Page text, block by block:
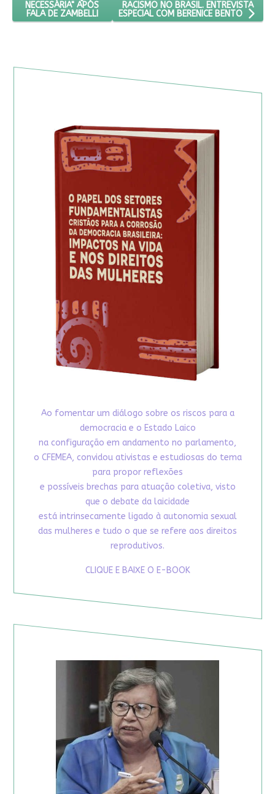
NECESSÁRIA" APÓS
FALA DE ZAMBELLI
RACISMO NO BRASIL. ENTREVISTA
ESPECIAL COM BERENICE BENTO
Ao fomentar um diálogo sobre os riscos para a
democracia e o Estado Laico
na configuração em andamento no parlamento,
o CFEMEA, convidou ativistas e estudiosas do tema
para propor reflexões
e possíveis brechas para atuação coletiva, visto
que o debate da laicidade
está intrinsecamente ligado à autonomia sexual
das mulheres e tudo o que se refere aos direitos
reprodutivos.
CLIQUE E BAIXE O E-BOOK